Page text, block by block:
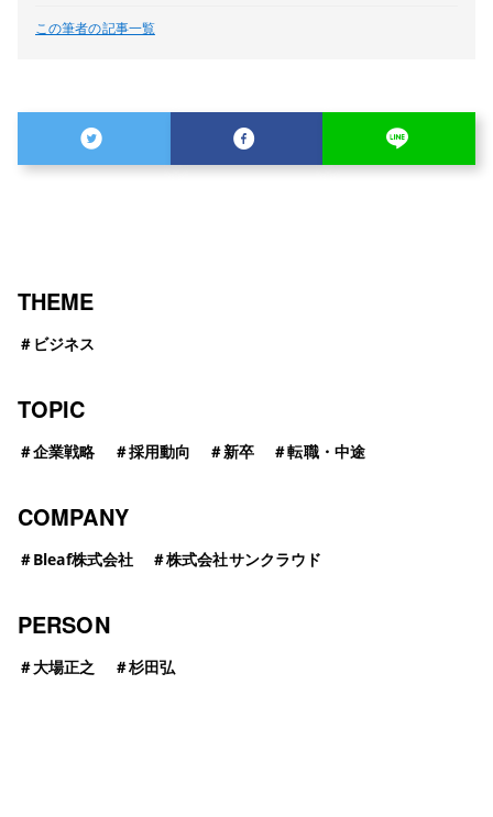
この筆者の記事一覧
THEME
＃ ビジネス
TOPIC
＃企業戦略 ＃採用動向 ＃新卒 ＃転職・中途
COMPANY
＃Bleaf株式会社 ＃株式会社サンクラウド
PERSON
＃大場正之 ＃杉田弘